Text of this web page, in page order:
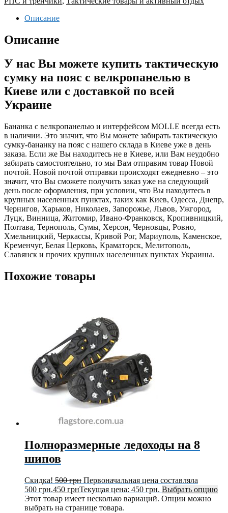
Описание
Описание
У нас Вы можете купить тактическую
сумку на пояс с велкропанелью в
Киеве или с доставкой по всей
Украине
Бананка с велкропанелью и интерфейсом MOLLE всегда есть
в наличии. Это значит, что Вы можете забирать тактическую
сумку-бананку на пояс с нашего склада в Киеве уже в день
заказа. Если же Вы находитесь не в Киеве, или Вам неудобно
забирать самостоятельно, то мы Вам отправим товар Новой
почтой. Новой почтой отправки происходят ежедневно – это
значит, что Вы сможете получить заказ уже на следующий
день после оформления, при условии, что Вы находитесь в
крупных населенных пунктах, таких как Киев, Одесса, Днепр,
Чернигов, Харьков, Николаев, Запорожье, Львов, Ужгород,
Луцк, Винница, Житомир, Ивано-Франковск, Кропивницкий,
Полтава, Тернополь, Сумы, Херсон, Черновцы, Ровно,
Хмельницкий, Черкассы, Кривой Рог, Мариуполь, Каменское,
Кременчуг, Белая Церковь, Краматорск, Мелитополь,
Славянск и прочих крупных населенных пунктах Украины.
Похожие товары
Полноразмерные ледоходы на 8
шипов
Скидка! 500грн Первоначальная цена составляла
500 грн.450 грнТекущая цена: 450 грн. Выбрать опцию
Этот товар имеет несколько вариаций. Опции можно
выбрать на странице товара.